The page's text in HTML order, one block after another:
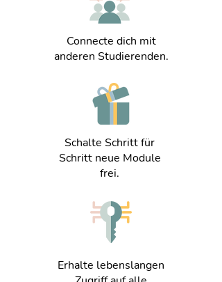
Connecte dich mit
anderen Studierenden.
Schalte Schritt für
Schritt neue Module
frei.
Erhalte lebenslangen